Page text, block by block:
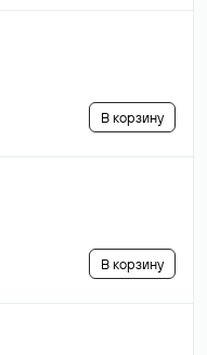
В корзину
В корзину